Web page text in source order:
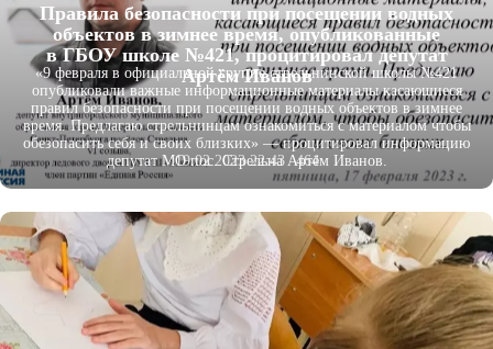
Правила безопасности при посещении водных
объектов в зимнее время, опубликованные
в ГБОУ школе №421, процитировал депутат
Артём Иванов
«9 февраля в официальной группе стрельнинской школы №421
опубликовали важные информационные материалы касающиеся
правил безопасности при посещении водных объектов в зимнее
время. Предлагаю стрельнинцамознакомиться с материалом чтобы
обезопасить себя и своих близких» — процитировал информацию
депутат МО пос. Стрельна Артём Иванов.
19.02.2023 22:43 464